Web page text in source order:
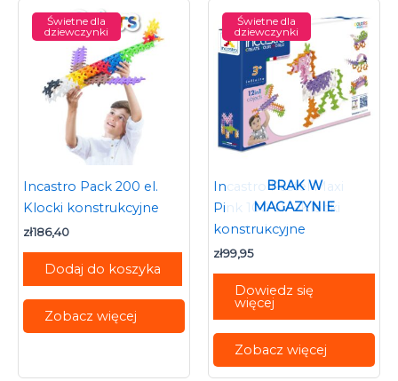
Świetne dla
dziewczynki
Incastro Pack 200 el.
Klocki konstrukcyjne
zł186,40
Dodaj do koszyka
Zobacz więcej
Świetne dla
dziewczynki
BRAK W
MAGAZYNIE
Incastro Pastel Maxi
Pink 100 el. – Klocki
konstrukcyjne
zł99,95
Dowiedz się
więcej
Zobacz więcej